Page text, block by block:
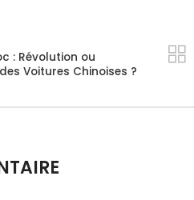
: Révolution ou
Voitures Chinoises ?